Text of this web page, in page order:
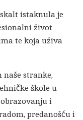
istaknula je
život
te koja uživa
stranke,
škole u
i
predanošću i